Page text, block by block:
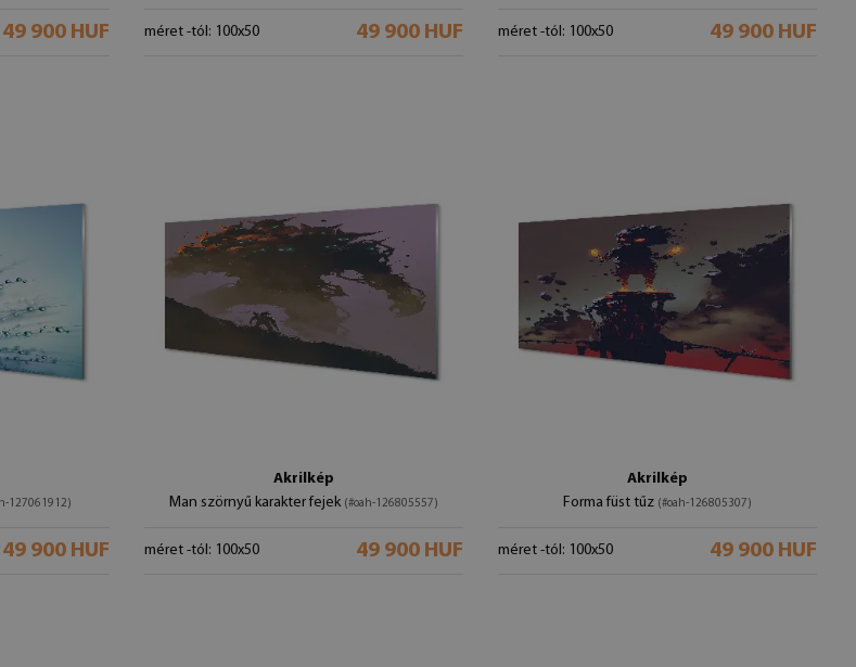
49 900 HUF méret -tól: 100x50 49 900 HUF méret -tól: 100x50 49 900 HUF
127061912)
49 900 HUF
Akrilkép
Man szörnyű karakter fejek (#oah-126805557)
méret -tól: 100x50 49 900 HUF
Akrilkép
Forma füst tűz (#oah-126805307)
méret -tól: 100x50 49 900 HUF